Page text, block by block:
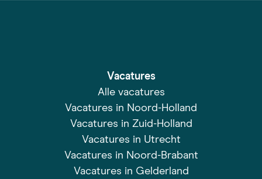
Vacatures
Alle vacatures
Vacatures in Noord-Holland
Vacatures in Zuid-Holland
Vacatures in Utrecht
Vacatures in Noord-Brabant
Vacatures in Gelderland